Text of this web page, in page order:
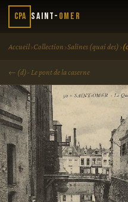
CPA Saint- Omer
Accueil›Collection ›Salines (quai des) ›
← (d)- Le pont de la caserne